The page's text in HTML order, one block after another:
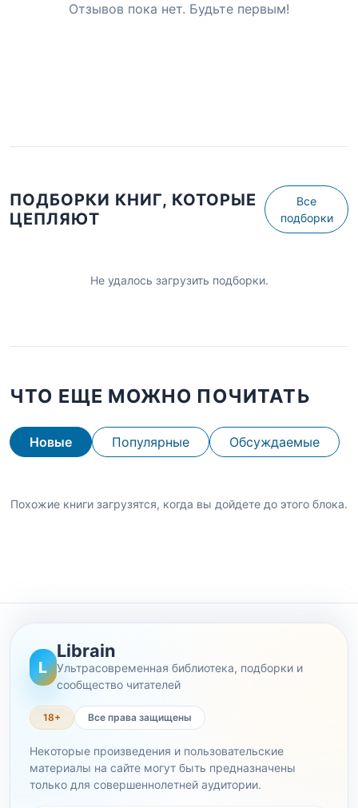
Отзывов пока нет. Будьте первым!
ПОДБОРКИ КНИГ, КОТОРЫЕ
ЦЕПЛЯЮТ
Все
подборки
Не удалось загрузить подборки.
ЧТО ЕЩЕ МОЖНО ПОЧИТАТЬ
Новые Популярные Обсуждаемые
Похожие книги загрузятся, когда вы дойдете до этого блока.
L
Librain
Ультрасовременная библиотека, подборки и
сообщество читателей
18+ Все права защищены
Некоторые произведения и пользовательские
материалы на сайте могут быть предназначены
только для совершеннолетней аудитории.